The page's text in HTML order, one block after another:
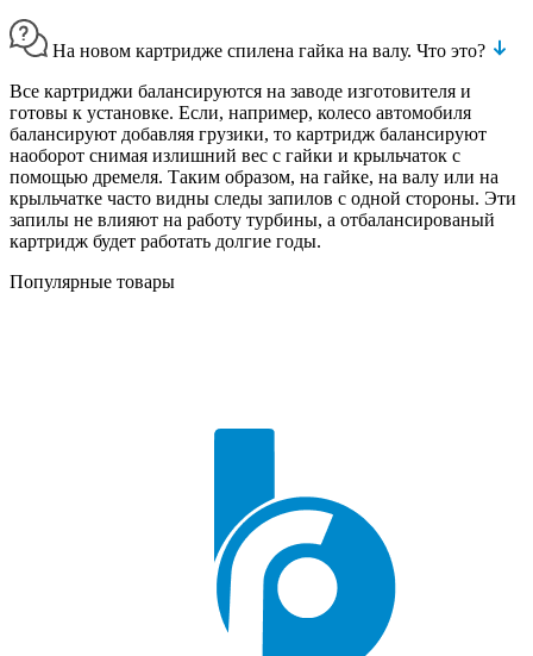
На новом картридже спилена гайка на валу. Что это?
Все картриджи балансируются на заводе изготовителя и
готовы к установке. Если, например, колесо автомобиля
балансируют добавляя грузики, то картридж балансируют
наоборот снимая излишний вес с гайки и крыльчаток с
помощью дремеля. Таким образом, на гайке, на валу или на
крыльчатке часто видны следы запилов с одной стороны. Эти
запилы не влияют на работу турбины, а отбалансированый
картридж будет работать долгие годы.
Популярные товары